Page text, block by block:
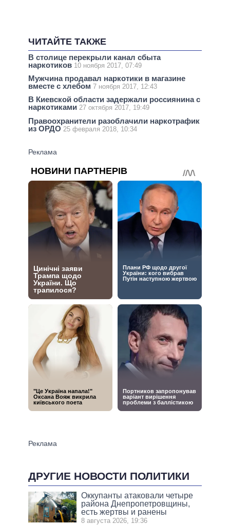
ЧИТАЙТЕ ТАКЖЕ
В столице перекрыли канал сбыта
наркотиков 10 ноября 2017, 07:49
Мужчина продавал наркотики в магазине
вместе с хлебом 7 ноября 2017, 12:43
В Киевской области задержали россиянина с
наркотиками 27 октября 2017, 19:49
Правоохранители разоблачили наркотрафик
из ОРДО 25 февраля 2018, 10:34
ДРУГИЕ НОВОСТИ ПОЛИТИКИ
Оккупанты атаковали четыре
района Днепропетровщины,
есть жертвы и ранены
8 августа 2026, 19:36